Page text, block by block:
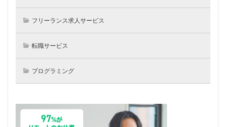
フリーランス求人サービス
転職サービス
プログラミング